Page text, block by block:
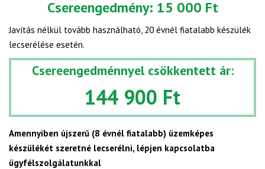
Csereengedmény: 15 000 Ft
Javítás nélkül tovább használható, 20 évnél fiatalabb készülék
lecserélése esetén.
Csereengedménnyel csökkentett ár:
144 900 Ft
Amennyiben újszerű (8 évnél fiatalabb) üzemképes
készülékét szeretné lecserélni, lépjen kapcsolatba
ügyfélszolgálatunkkal